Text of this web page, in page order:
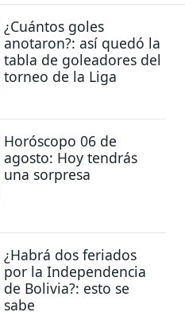
¿Cuántos goles
anotaron?: así quedó la
tabla de goleadores del
torneo de la Liga
Horóscopo 06 de
agosto: Hoy tendrás
una sorpresa
¿Habrá dos feriados
por la Independencia
de Bolivia?: esto se
sabe